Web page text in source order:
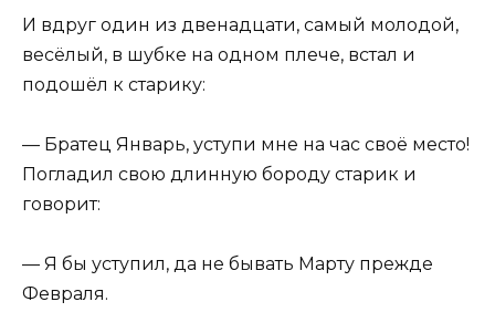
И вдруг один из двенадцати, самый молодой,
весёлый, в шубке на одном плече, встал и
подошёл к старику:
— Братец Январь, уступи мне на час своё место!
Погладил свою длинную бороду старик и
говорит:
— Я бы уступил, да не бывать Марту прежде
Февраля.